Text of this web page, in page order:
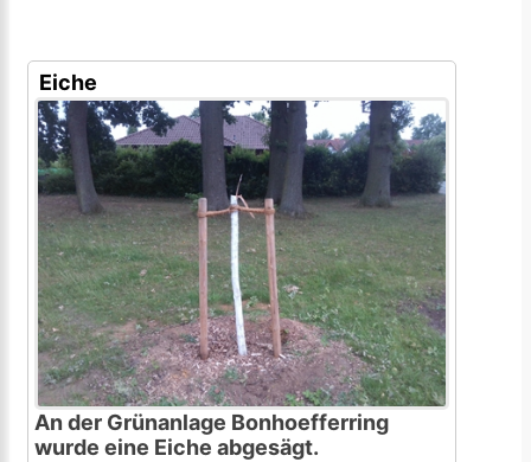
Eiche
An der Grünanlage Bonhoefferring
wurde eine Eiche abgesägt.